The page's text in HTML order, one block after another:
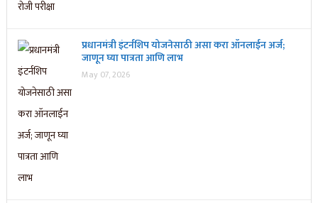
प्रधानमंत्री इंटर्नशिप योजनेसाठी असा करा ऑनलाईन अर्ज;
जाणून घ्या पात्रता आणि लाभ
May 07, 2026